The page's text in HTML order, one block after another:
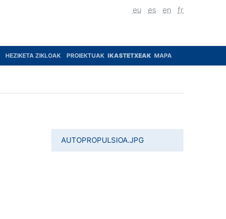
eu es en fr
HEZIKETA ZIKLOAK PROIEKTUAK IKASTETXEAK MAPA
AUTOPROPULSIOA.JPG